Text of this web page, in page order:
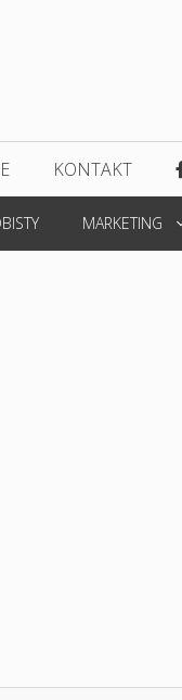
KONTAKT
MARKETING